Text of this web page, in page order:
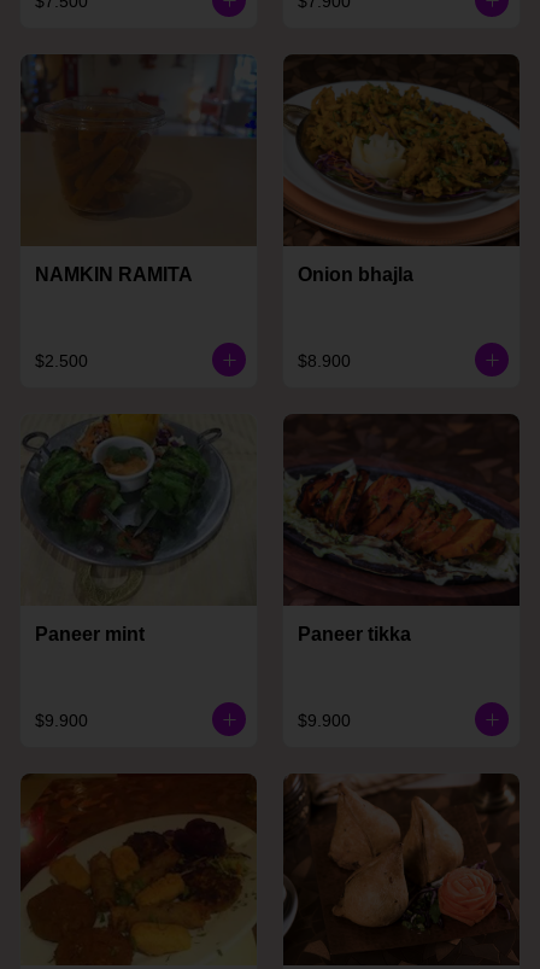
NAMKIN RAMITA
$2.500
Onion bhajla
$8.900
Paneer mint
$9.900
Paneer tikka
$9.900